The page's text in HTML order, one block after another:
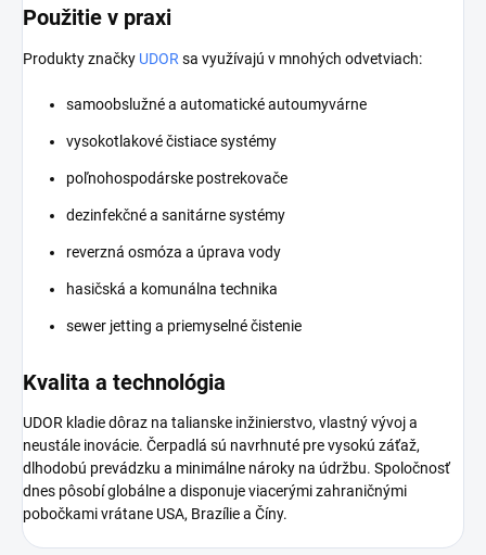
Použitie v praxi
Produkty značky UDOR sa využívajú v mnohých odvetviach:
samoobslužné a automatické autoumyvárne
vysokotlakové čistiace systémy
poľnohospodárske postrekovače
dezinfekčné a sanitárne systémy
reverzná osmóza a úprava vody
hasičská a komunálna technika
sewer jetting a priemyselné čistenie
Kvalita a technológia
UDOR kladie dôraz na talianske inžinierstvo, vlastný vývoj a
neustále inovácie. Čerpadlá sú navrhnuté pre vysokú záťaž,
dlhodobú prevádzku a minimálne nároky na údržbu. Spoločnosť
dnes pôsobí globálne a disponuje viacerými zahraničnými
pobočkami vrátane USA, Brazílie a Číny.